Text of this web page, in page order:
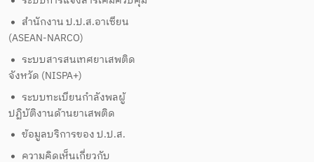
สำนักงาน ป.ป.ส.อาเซียน
(ASEAN-NARCO)
ระบบสารสนเทศยาเสพติด
จังหวัด (NISPA+)
ระบบทะเบียนกำลังพลผู้
ปฏิบัติงานด้านยาเสพติด
ข้อมูลบริการของ ป.ป.ส.
ความคิดเห็นเกี่ยวกับ